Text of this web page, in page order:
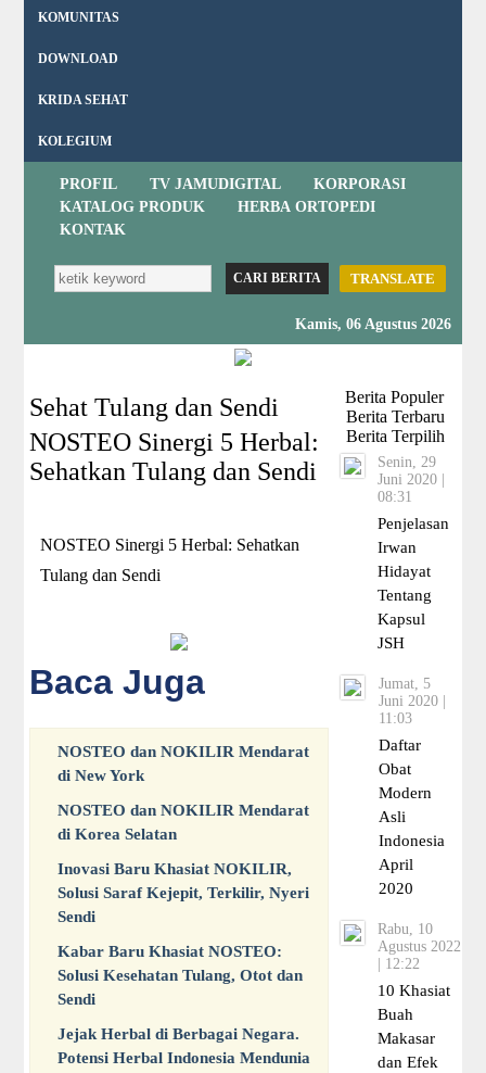
KOMUNITAS
DOWNLOAD
KRIDA SEHAT
KOLEGIUM
PROFIL TV JAMUDIGITAL
KORPORASI
KATALOG PRODUK
HERBA ORTOPEDI
KONTAK
TRANSLATE
Kamis, 06 Agustus 2026
Sehat Tulang dan Sendi
NOSTEO Sinergi 5 Herbal:
Sehatkan Tulang dan Sendi
NOSTEO Sinergi 5 Herbal: Sehatkan
Tulang dan Sendi
Baca Juga
NOSTEO dan NOKILIR Mendarat
di New York
NOSTEO dan NOKILIR Mendarat
di Korea Selatan
Inovasi Baru Khasiat NOKILIR,
Solusi Saraf Kejepit, Terkilir, Nyeri
Sendi
Kabar Baru Khasiat NOSTEO:
Solusi Kesehatan Tulang, Otot dan
Sendi
Jejak Herbal di Berbagai Negara.
Potensi Herbal Indonesia Mendunia
Berita Populer
Berita Terbaru
Berita Terpilih
Senin, 29
Juni 2020 |
08:31
Penjelasan
Irwan
Hidayat
Tentang
Kapsul
JSH
Jumat, 5
Juni 2020 |
11:03
Daftar
Obat
Modern
Asli
Indonesia
April
2020
Rabu, 10
Agustus 2022
| 12:22
10 Khasiat
Buah
Makasar
dan Efek